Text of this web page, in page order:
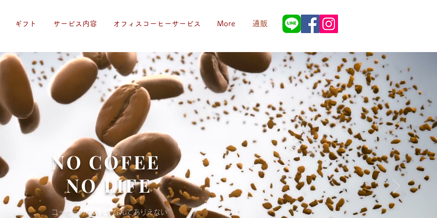
ギフト サービス内容 ​オフィスコーヒーサービス More 通販
​NO COFEE
NO LIFE
コーヒーのない人生なんてありえない